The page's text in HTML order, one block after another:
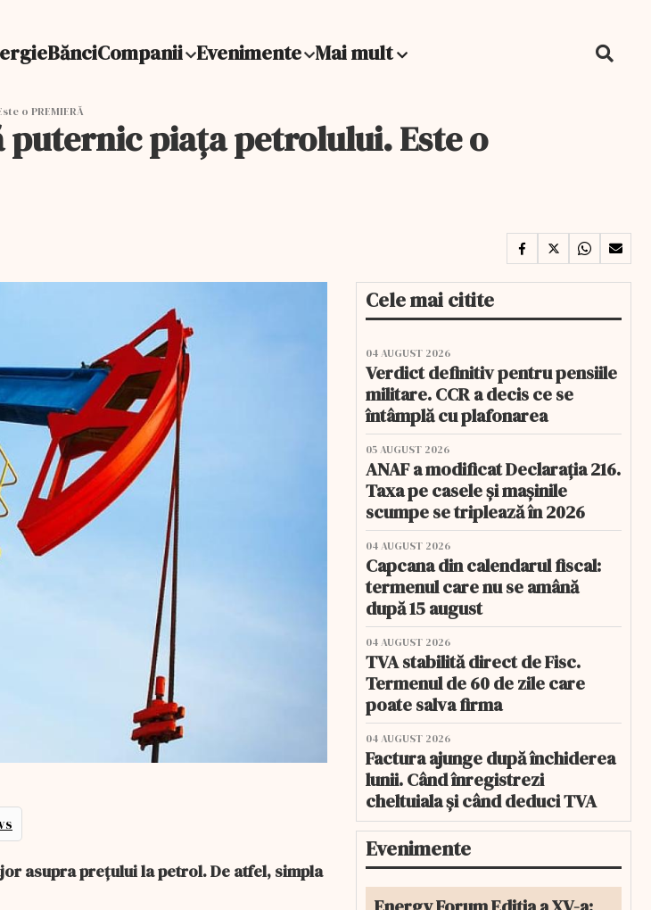
BănciCompanii Evenimente Mai mult
o PREMIERĂ
puternic piața petrolului. Este o
asupra prețului la petrol. De atfel, simpla
Cele mai citite
04 AUGUST 2026
Verdict definitiv pentru pensiile
militare. CCR a decis ce se
întâmplă cu plafonarea
05 AUGUST 2026
ANAF a modificat Declarația 216.
Taxa pe casele și mașinile
scumpe se triplează în 2026
04 AUGUST 2026
Capcana din calendarul fiscal:
termenul care nu se amână
după 15 august
04 AUGUST 2026
TVA stabilită direct de Fisc.
Termenul de 60 de zile care
poate salva firma
04 AUGUST 2026
Factura ajunge după închiderea
lunii. Când înregistrezi
cheltuiala și când deduci TVA
Evenimente